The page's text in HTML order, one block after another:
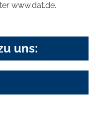
www.dat.de.
uns: